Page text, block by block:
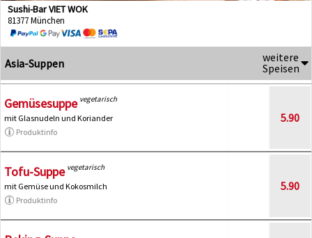
Sushi-Bar VIET WOK
81377 München
Asia-Suppen
weitere
Speisen
Gemüsesuppe vegetarisch
mit Glasnudeln und Koriander
Produktinfo
5.90
Tofu-Suppe vegetarisch
mit Gemüse und Kokosmilch
Produktinfo
5.90